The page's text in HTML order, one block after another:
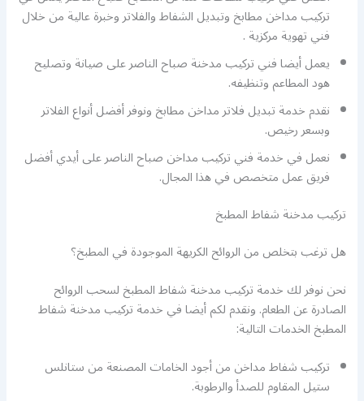
تركيب مداخن مطابخ وتبديل الشفاط والفلاتر وخبرة عالية من خلال
فني تهوية مركزية .
يعمل أيضا فني تركيب مدخنة صباح الناصر على صيانة وتصليح
هود المطاعم وتنظيفه.
نقدم خدمة تبديل فلاتر مداخن مطابخ ونوفر أفضل أنواع الفلاتر
وبسعر رخيص.
نعمل في خدمة فني تركيب مداخن صباح الناصر على أيدي أفضل
فريق عمل متخصص في هذا المجال.
تركيب مدخنة شفاط المطبخ
هل ترغب بتخلص من الروائح الكريهة الموجودة في المطبخ؟
نحن نوفر لك خدمة تركيب مدخنة شفاط المطبخ لسحب الروائح
الصادرة عن الطعام. ونقدم لكم أيضا في خدمة تركيب مدخنة شفاط
المطبخ الخدمات التالية:
تركيب شفاط مداخن من أجود الخامات المصنعة من ستانلس
ستيل المقاوم للصدأ والرطوبة.